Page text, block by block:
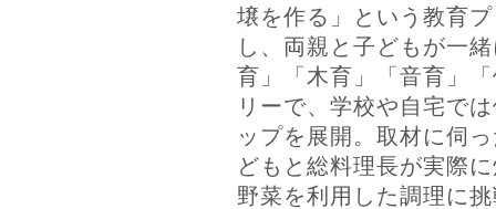
壌を作る」という教育
し、両親と子どもが一
育」「木育」「音育」
リーで、学校や自宅で
ップを展開。取材に伺
どもと総料理長が実際
野菜を利用した調理に